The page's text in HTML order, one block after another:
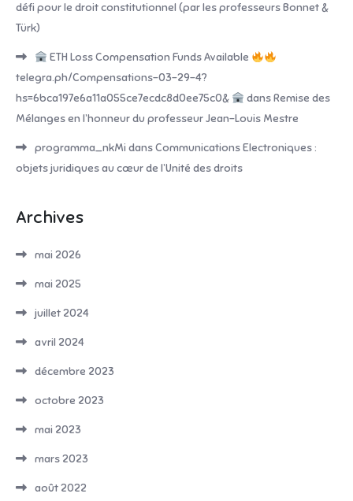
défi pour le droit constitutionnel (par les professeurs Bonnet &
Türk)
ETH Loss Compensation Funds Available
telegra.ph/Compensations-03-29-4?
hs=6bca197e6a11a055ce7ecdc8d0ee75c0&
dansRemise des
Mélanges en l’honneur du professeur Jean-Louis Mestre
programma_nkMi dansCommunications Electroniques :
objets juridiques au cœur de l’Unité des droits
Archives
mai 2026
mai 2025
juillet 2024
avril 2024
décembre 2023
octobre 2023
mai 2023
mars 2023
août 2022